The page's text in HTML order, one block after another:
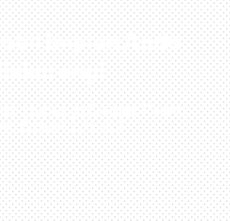
Impian Anda
Hubungi Dealer Resmi
Di Kota Anda!